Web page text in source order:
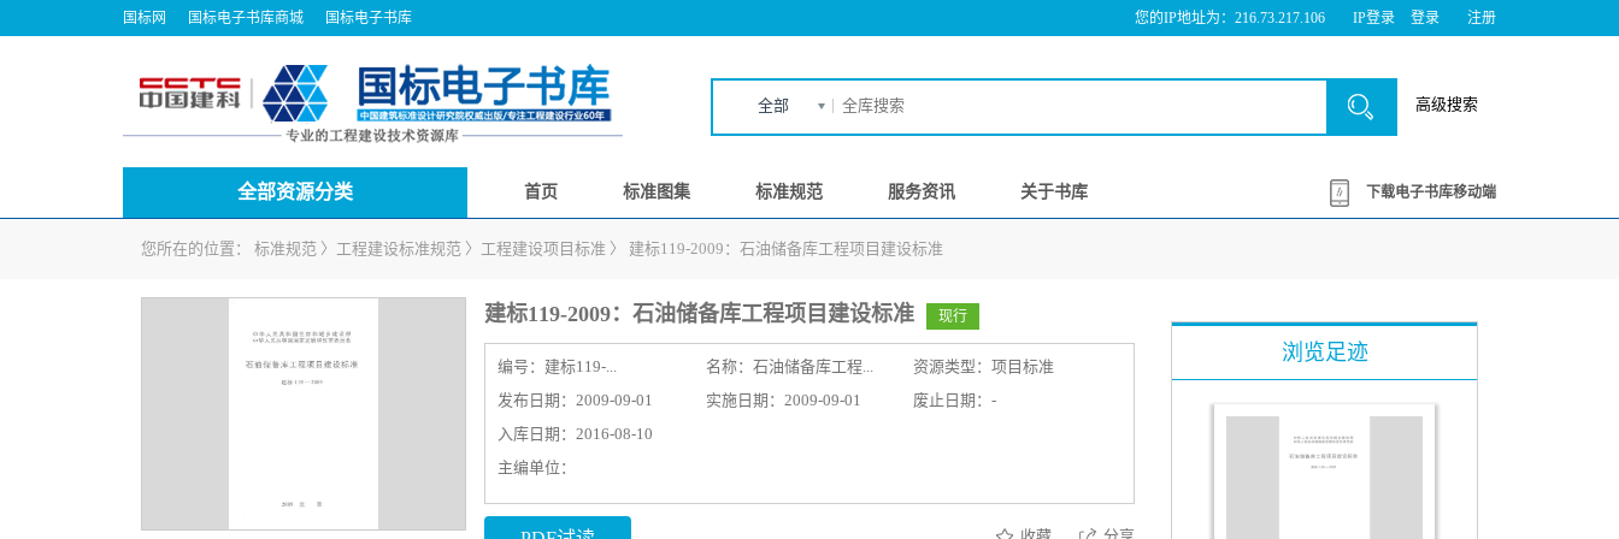
国标网 国标电子书库商城 国标电子书库 您的IP地址为：216.73.217.106 IP登录 登录 注册
全部 高级搜索
全部资源分类 首页 标准图集 标准规范 服务资讯 关于书库 下载电子书库移动端
您所在的位置： 标准规范 〉 工程建设标准规范 〉 工程建设项目标准 〉 建标119-2009：石油储备库工程项目建设标准
建标119-2009：石油储备库工程项目建设标准 现行
编号： 建标119-... 名称： 石油储备库工程...
资源类型：项目标准
发布日期：2009-09-01
实施日期：2009-09-01
废止日期：-
入库日期：2016-08-10
主编单位：
浏览足迹